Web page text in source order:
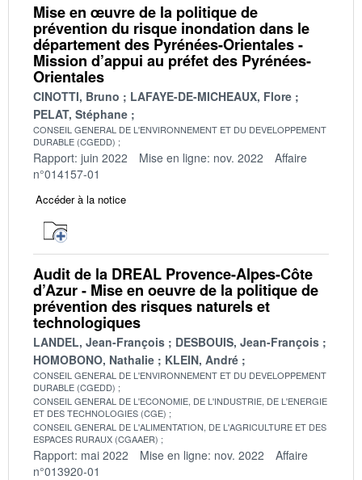
Mise en œuvre de la politique de
prévention du risque inondation dans le
département des Pyrénées-Orientales -
Mission d’appui au préfet des Pyrénées-
Orientales
CINOTTI, Bruno
LAFAYE-DE-MICHEAUX, Flore
PELAT, Stéphane
CONSEIL GENERAL DE L'ENVIRONNEMENT ET DU DEVELOPPEMENT
DURABLE (CGEDD)
Rapport: juin 2022 Mise en ligne: nov. 2022
Affaire
n°014157-01
Accéder à la notice
Audit de la DREAL Provence-Alpes-Côte
d’Azur - Mise en oeuvre de la politique de
prévention des risques naturels et
technologiques
LANDEL, Jean-François
DESBOUIS, Jean-François
HOMOBONO, Nathalie
KLEIN, André
CONSEIL GENERAL DE L'ENVIRONNEMENT ET DU DEVELOPPEMENT
DURABLE (CGEDD)
CONSEIL GENERAL DE L'ECONOMIE, DE L'INDUSTRIE, DE L'ENERGIE
ET DES TECHNOLOGIES (CGE)
CONSEIL GENERAL DE L'ALIMENTATION, DE L'AGRICULTURE ET DES
ESPACES RURAUX (CGAAER)
Rapport: mai 2022 Mise en ligne: nov. 2022
Affaire
n°013920-01